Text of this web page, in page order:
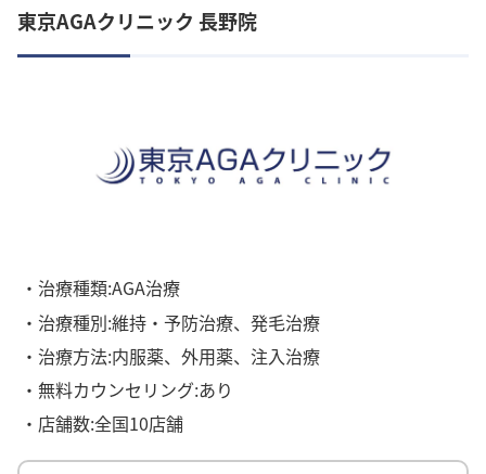
東京AGAクリニック 長野院
・治療種類:AGA治療
・治療種別:維持・予防治療、発毛治療
・治療方法:内服薬、外用薬、注入治療
・無料カウンセリング:あり
・店舗数:全国10店舗